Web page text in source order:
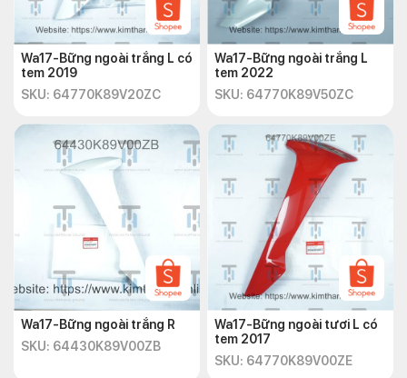
Wa17-Bững ngoài trắng L có
tem 2019
SKU: 64770K89V20ZC
Wa17-Bững ngoài trắng L
tem 2022
SKU: 64770K89V50ZC
Wa17-Bững ngoài trắng R
SKU: 64430K89V00ZB
Wa17-Bững ngoài tươi L có
tem 2017
SKU: 64770K89V00ZE